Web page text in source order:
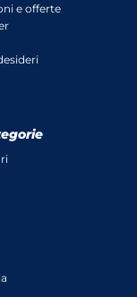
e offerte